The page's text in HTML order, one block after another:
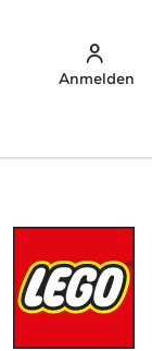
Anmelden